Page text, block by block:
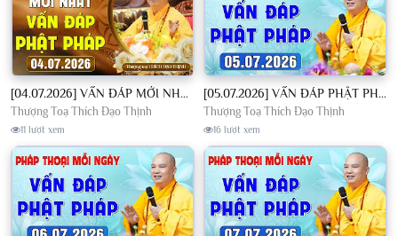
[04.07.2026] VẤN ĐÁP MỚI NHẤT - Pháp Hội Địa Tạng Chùa Khai Nguyên | TT. Thích Đạo Thịnh
Thượng Toạ Thích Đạo Thịnh
11 lượt xem
[05.07.2026] VẤN ĐÁP PHẬT PHÁP - Nghe Thầy giảng Pháp mỗi ngày CÔNG ĐỨC VÔ LƯỢNG│TT. Thích Đạo Thịnh
Thượng Toạ Thích Đạo Thịnh
16 lượt xem